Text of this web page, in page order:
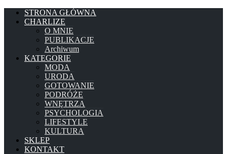
STRONA GŁÓWNA
CHARLIZE
O MNIE
PUBLIKACJE
Archiwum
KATEGORIE
MODA
URODA
GOTOWANIE
PODRÓŻE
WNĘTRZA
PSYCHOLOGIA
LIFESTYLE
KULTURA
SKLEP
KONTAKT